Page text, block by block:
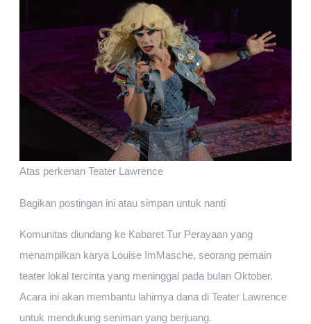
Atas perkenan Teater Lawrence
Bagikan postingan ini atau simpan untuk nanti
Komunitas diundang ke Kabaret Tur Perayaan yang
menampilkan karya Louise ImMasche, seorang pemain
teater lokal tercinta yang meninggal pada bulan Oktober.
Acara ini akan membantu lahirnya dana di Teater Lawrence
untuk mendukung seniman yang berjuang.